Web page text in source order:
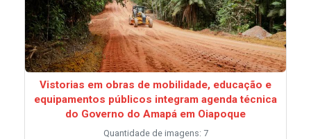
Vistorias em obras de mobilidade, educação e
equipamentos públicos integram agenda técnica
do Governo do Amapá em Oiapoque
Quantidade de imagens: 7